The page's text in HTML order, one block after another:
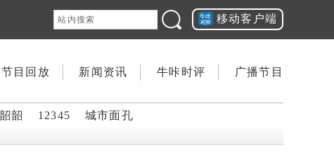
移动客户端
节目回放 新闻资讯 牛咔时评 广播节目
韶 12345 城市面孔